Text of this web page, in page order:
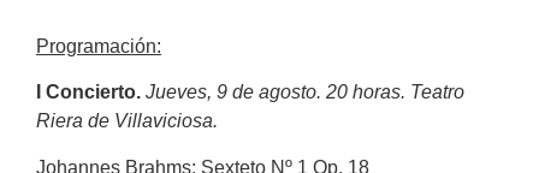
Programación:
I Concierto. Jueves, 9 de agosto. 20 horas. Teatro
Riera de Villaviciosa.
Johannes Brahms: Sexteto Nº 1 Op. 18